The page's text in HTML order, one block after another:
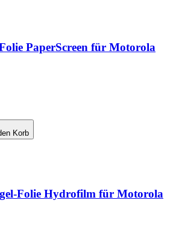
PaperScreen für Motorola
Korb
Folie Hydrofilm für Motorola